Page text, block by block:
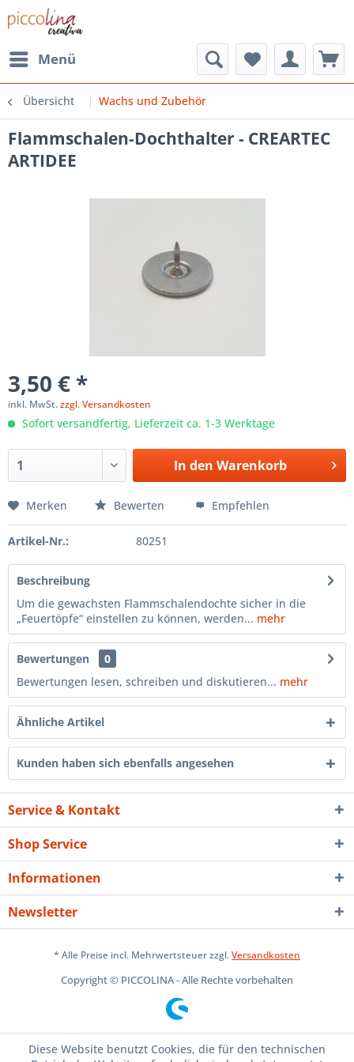
Menü
Übersicht Wachs und Zubehör
Flammschalen-Dochthalter - CREARTEC
ARTIDEE
3,50 € *
inkl. MwSt.zzgl. Versandkosten
Sofort versandfertig, Lieferzeit ca. 1-3 Werktage
In den Warenkorb
Merken Bewerten Empfehlen
Artikel-Nr.: 80251
Beschreibung
Um die gewachsten Flammschalendochte sicher in die
„Feuertöpfe“ einstellen zu können, werden... mehr
Bewertungen
0
Bewertungen lesen, schreiben und diskutieren... mehr
Ähnliche Artikel
Kunden haben sich ebenfalls angesehen
Service & Kontakt
Shop Service
Informationen
Newsletter
* Alle Preise incl. Mehrwertsteuer zzgl.Versandkosten
Copyright © PICCOLINA - Alle Rechte vorbehalten
Diese Website benutzt Cookies, die für den technischen